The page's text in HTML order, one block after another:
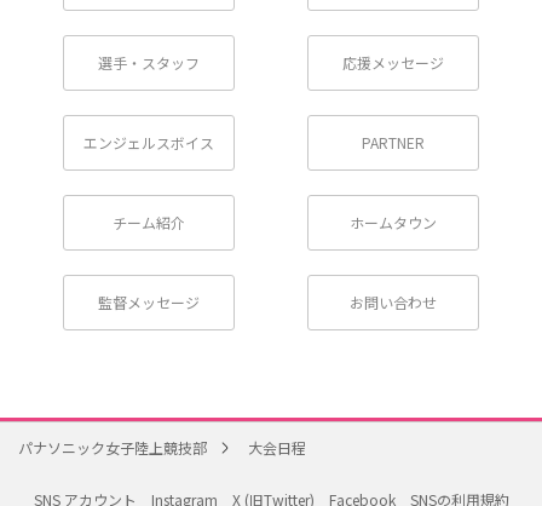
選手・スタッフ
エンジェルスボイス
チーム紹介
監督メッセージ
応援メッセージ
PARTNER
ホームタウン
お問い合わせ
パナソニック女子陸上競技部 大会日程
SNS アカウント Instagram X (旧Twitter) Facebook SNSの利用規約